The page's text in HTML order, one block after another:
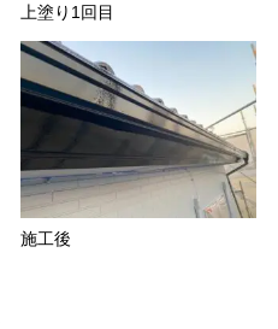
上塗り1回目
施工後